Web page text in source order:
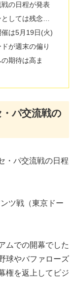
の日程が発表
しては残念…
は5月19日(火)
が週末の偏り
期待は高ま
パ交流戦の
・パ交流戦の日程
ツ戦（東京ドー
ムでの開幕でした
球やバファローズ
権を返上してビジ